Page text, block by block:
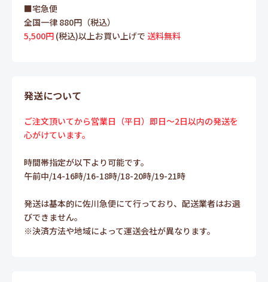
■宅急便
全国一律 880円（税込）
5,500円 (税込)以上お買い上げで 送料無料
発送について
ご注文頂いてから営業日（平日）即日～2日以内の発送を
心がけています。
時間帯指定が以下より可能です。
午前中/14-16時/16-18時/18-20時/19-21時
発送は基本的に佐川急便にて行っており、配送業者はお選
びできません。
※決済方法や地域によって運送会社が異なります。